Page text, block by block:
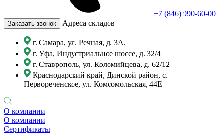
+7 (846) 990-60-00
Заказать звонок Адреса складов
г. Самара, ул. Речная, д. 3А.
г. Уфа, Индустриальное шоссе, д. 32/4
г. Ставрополь, ул. Коломийцева, д. 62/12
Краснодарский край, Динской район, с.
Первореченское, ул. Комсомольская, 44Е
О компании
О компании
Сертификаты